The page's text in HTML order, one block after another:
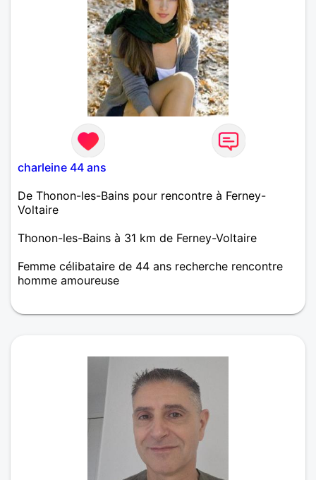
charleine 44 ans
De Thonon-les-Bains pour rencontre à Ferney-
Voltaire
Thonon-les-Bains à 31 km de Ferney-Voltaire
Femme célibataire de 44 ans recherche rencontre
homme amoureuse
informatique mon seul but en étant sur ce site est